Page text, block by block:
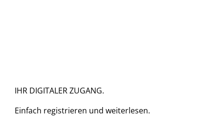
IHR DIGITALER ZUGANG.
Einfach registrieren und weiterlesen.